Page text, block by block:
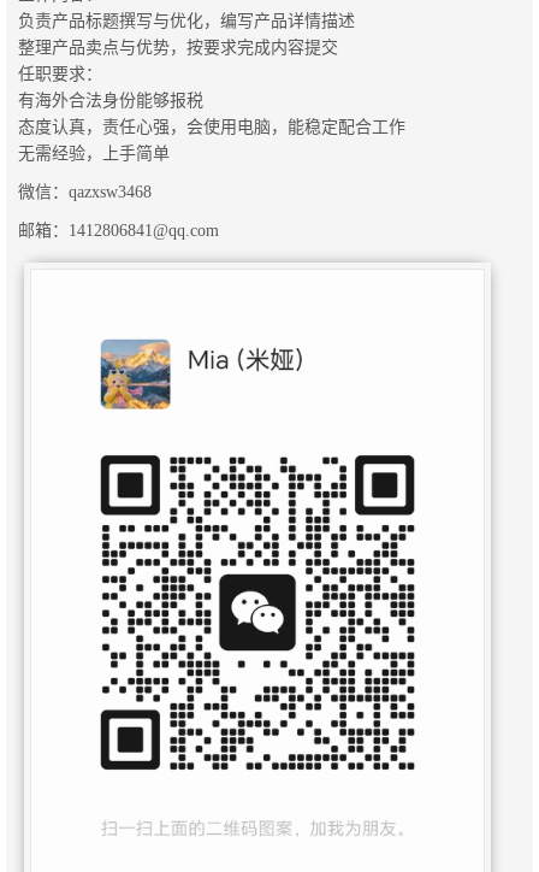
负责产品标题撰写与优化，编写产品详情描述
整理产品卖点与优势，按要求完成内容提交
任职要求：
有海外合法身份能够报税
态度认真，责任心强，会使用电脑，能稳定配合工作
无需经验，上手简单
微信：qazxsw3468
邮箱：1412806841@qq.com